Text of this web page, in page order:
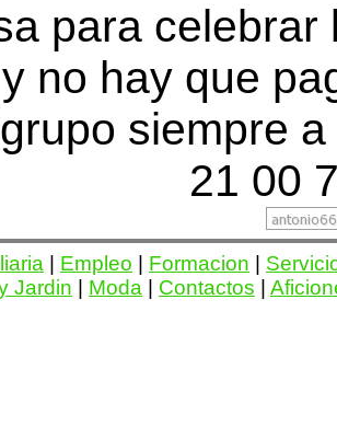
para
no hay que
siempre
21 00
Empleo Formacion
Jardin Moda Contactos